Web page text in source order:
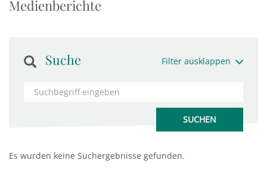
Medienberichte
Suche Filter ausklappen
Es wurden keine Suchergebnisse gefunden.